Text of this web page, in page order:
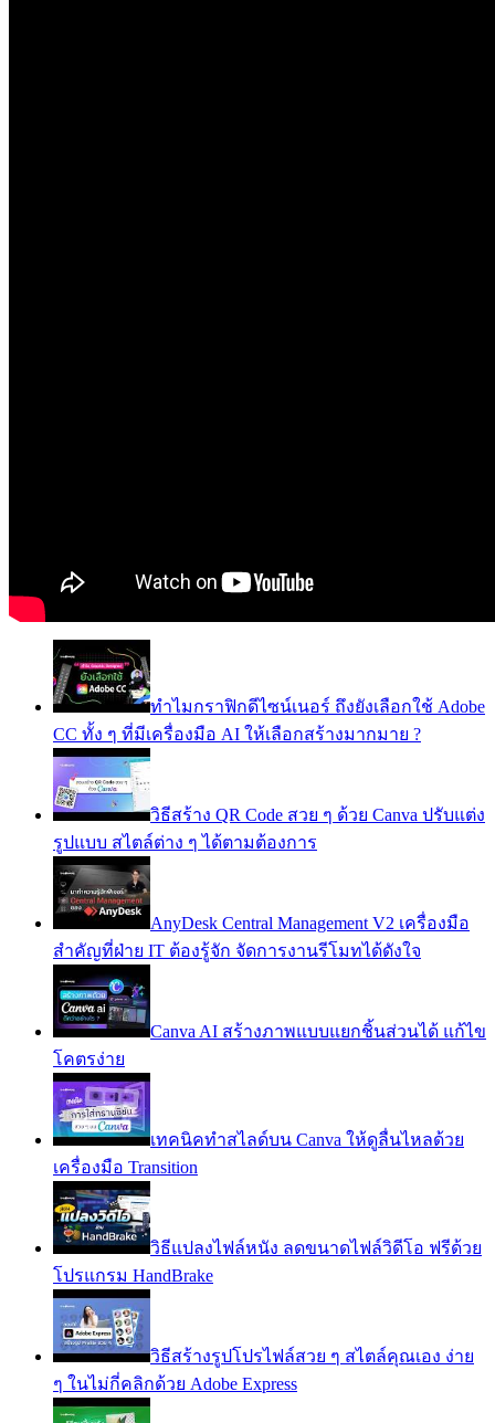
ทำไมกราฟิกดีไซน์เนอร์ ถึงยังเลือกใช้ Adobe
CC ทั้ง ๆ ที่มีเครื่องมือ AI ให้เลือกสร้างมากมาย ?
วิธีสร้าง QR Code สวย ๆ ด้วย Canva ปรับแต่ง
รูปแบบ สไตล์ต่าง ๆ ได้ตามต้องการ
AnyDesk Central Management V2 เครื่องมือ
สำคัญที่ฝ่าย IT ต้องรู้จัก จัดการงานรีโมทได้ดังใจ
Canva AI สร้างภาพแบบแยกชิ้นส่วนได้ แก้ไข
โคตรง่าย
เทคนิคทำสไลด์บน Canva ให้ดูลื่นไหลด้วย
เครื่องมือ Transition
วิธีแปลงไฟล์หนัง ลดขนาดไฟล์วิดีโอ ฟรีด้วย
โปรแกรม HandBrake
วิธีสร้างรูปโปรไฟล์สวย ๆ สไตล์คุณเอง ง่าย
ๆ ในไม่กี่คลิกด้วย Adobe Express